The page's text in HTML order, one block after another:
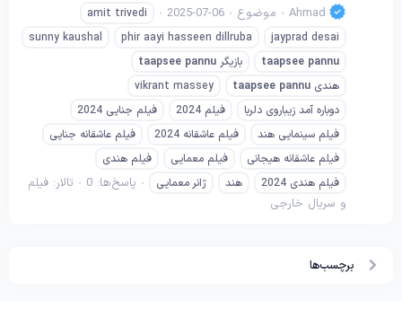
Ahmad
موضوع 2025-07-06
amit trivedi
jayprad desai
phir aayi hasseen dillruba
sunny kaushal
taapsee pannu
taapsee pannu بازیگر
taapsee pannu هندی
vikrant massey
دوباره آمد زیباروی دلربا
فیلم 2024
فیلم جنایی 2024
فیلم سینمایی هند
فیلم عاشقانه 2024
فیلم عاشقانه جنایی
فیلم عاشقانه هیجانی
فیلم معمایی
فیلم هندی
فیلم هندی 2024
هند ژانر معمایی پاسخ‌ها: 0 تالار: فیلم
و سریال خارجی
برچسب‌ها